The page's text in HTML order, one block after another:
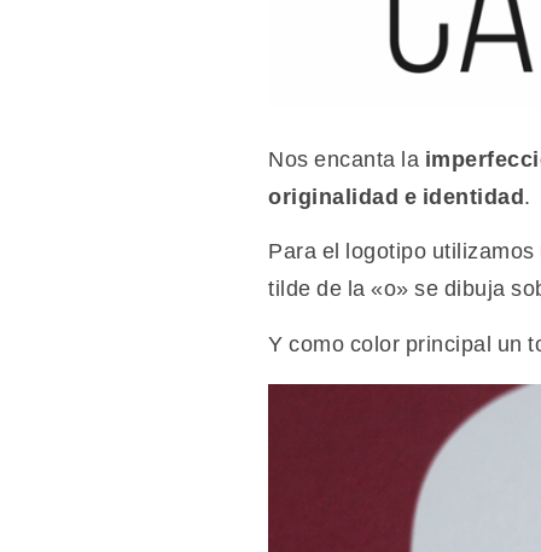
Nos encanta la
originalidad e identidad.
Para el logotipo utilizamos
tilde de la «o» se dibuja
Y como color principal un